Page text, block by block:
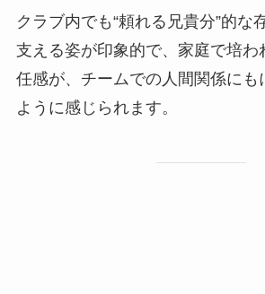
クラブ内でも“頼れる兄貴分”的な
支える姿が印象的で、家庭で培わ
任感が、チームでの人間関係にも
ように感じられます。